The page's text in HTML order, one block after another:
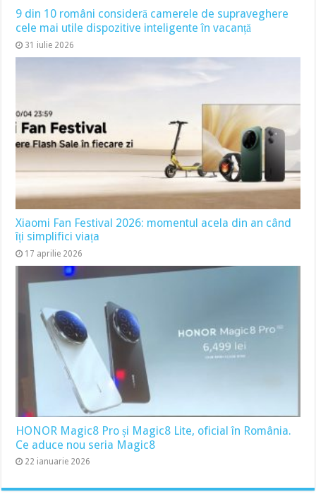
9 din 10 români consideră camerele de supraveghere
cele mai utile dispozitive inteligente în vacanță
31 iulie 2026
Xiaomi Fan Festival 2026: momentul acela din an când
îți simplifici viața
17 aprilie 2026
HONOR Magic8 Pro și Magic8 Lite, oficial în România.
Ce aduce nou seria Magic8
22 ianuarie 2026